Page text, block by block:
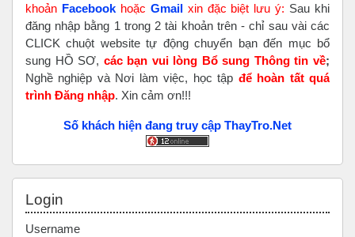
khoản Facebook hoặc Gmailxin đặc biệt lưu ý: Sau khi
đăng nhập bằng 1 trong 2 tài khoản trên - chỉ sau vài các
CLICK chuột website tự động chuyển bạn đến mục bổ
sung HỒ SƠ, các bạn vui lòng Bổ sung Thông tin về;
Nghề nghiệp và Nơi làm việc, học tập để hoàn tấtquá
trình Đăng nhập. Xin cảm ơn!!!
Số khách hiện đang truy cập ThayTro.Net
Login
Username